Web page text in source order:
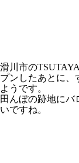
滑川市の
プンしたあとに、
ようです。
田んぼの跡地に
いですね。